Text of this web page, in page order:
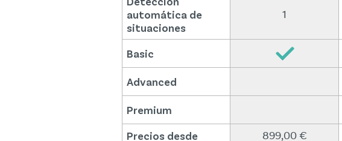
automática de
situaciones
1
Basic
Advanced
Premium
Precios desde
899,00 €